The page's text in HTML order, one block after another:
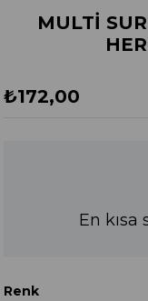
MULTİ
₺172,00
En
Renk